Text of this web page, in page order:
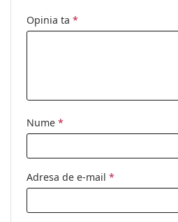
Utilizare:
Cod:
Opinia ta *
Nume *
Adresa de e-mail *